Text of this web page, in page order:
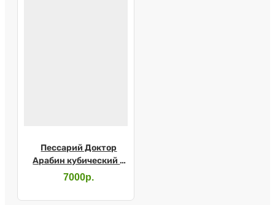
Пессарий Доктор
Арабин кубический с
кнопкой (перф.)
7000р.